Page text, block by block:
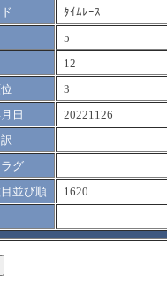
ﾀｲﾑﾚｰｽ
5
12
3
日
20221126
グ
並び順
1620